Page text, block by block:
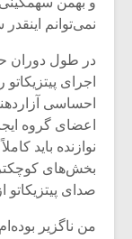
نمی‌توانم اینقدر
در طول دوران
اجرای
احساسی
اعضای گروه
نوازنده باید
بخش‌های
صدای پیتزیکاتو
من ناگزیر